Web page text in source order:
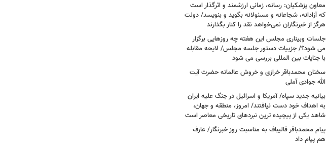
معاون پزشکیان: رسانه، زمانی ارزشمند و اثرگذار است
که آزادانه، شجاعانه و مسئولانه بگوید و بنویسد/ دولت
هرگز از خبرنگاران نمی‌خواهد نقد را کنار بگذارند
جلسات وبیناری مجلس این هفته چه روزهایی برگزار
می شود؟/ جزییات دستور جلسه مجلس/ لایحه مقابله
با جنایات بین المللی بررسی می شود
سخنان محمدباقر خرازی و خروش عالمانه حضرت آیت
الله جوادی آملی
بیانیه جدید سپاه/ آمریکا و اسرائیل در جنگ علیه ایران
به اهداف خود دست نیافتند/ امروز، منطقه و جهان،
شاهد یکی از پیچیده ترین نبردهای تاریخی معاصر است
پیام محمدباقر قالیباف به مناسبت روز خبرنگار/ عارف
هم پیام داد